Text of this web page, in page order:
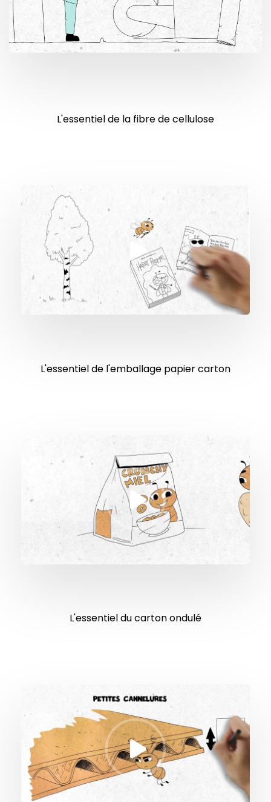
L'essentiel de la fibre de cellulose
L'essentiel de l'emballage papier carton
L'essentiel du carton ondulé